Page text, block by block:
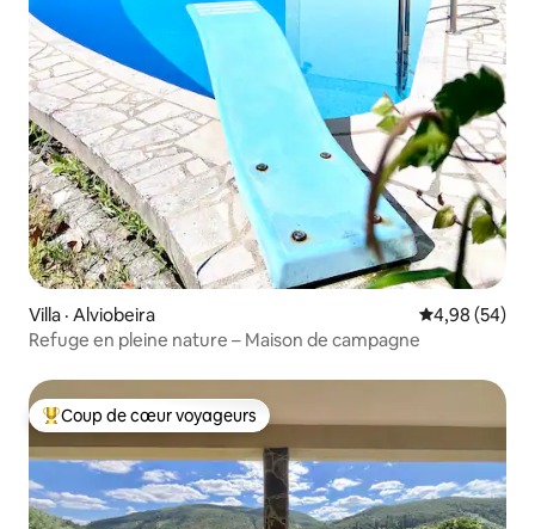
Villa · Alviobeira Note
4,98 (54)
Refuge en pleine nature – Maison de campagne
Coup de cœur voyageurs parmi les plus aimés
Coup de cœur voyageurs